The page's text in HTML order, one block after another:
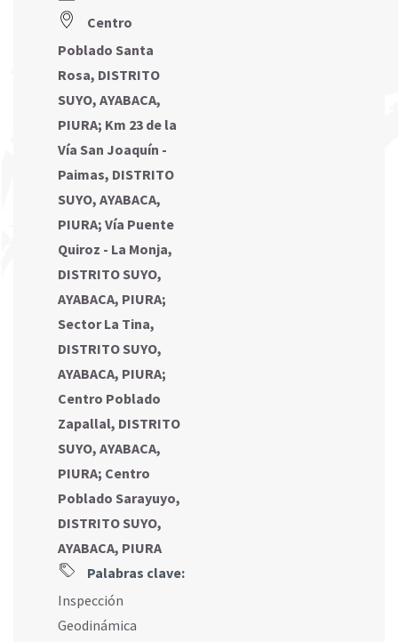
Centro
Poblado Santa
Rosa, DISTRITO
SUYO, AYABACA,
PIURA; Km 23 de la
Vía San Joaquín -
Paimas, DISTRITO
SUYO, AYABACA,
PIURA; Vía Puente
Quiroz - La Monja,
DISTRITO SUYO,
AYABACA, PIURA;
Sector La Tina,
DISTRITO SUYO,
AYABACA, PIURA;
Centro Poblado
Zapallal, DISTRITO
SUYO, AYABACA,
PIURA; Centro
Poblado Sarayuyo,
DISTRITO SUYO,
AYABACA, PIURA
Palabras clave:
Inspección
Geodinámica